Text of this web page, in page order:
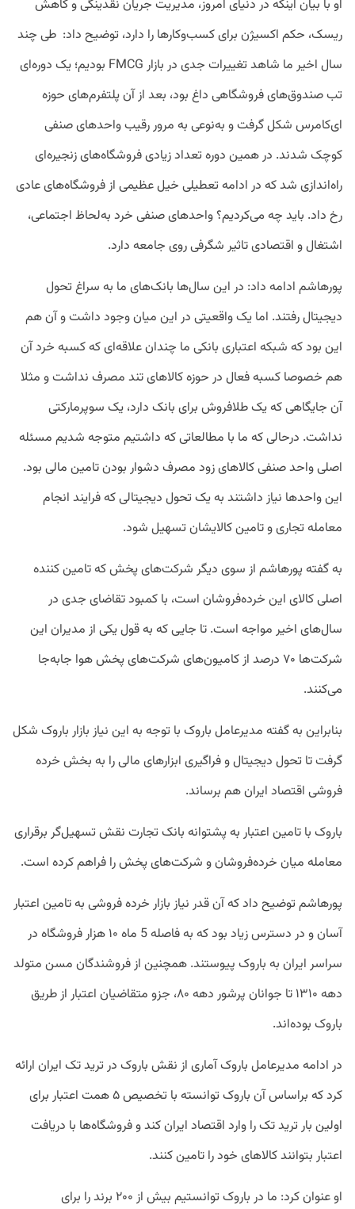
او با بیان اینکه در دنیای امروز، مدیریت جریان نقدینگی و کاهش
ریسک، حکم اکسیژن برای کسب‌وکارها را دارد، توضیح داد: طی چند
سال اخیر ما شاهد تغییرات جدی در بازار FMCG بودیم؛ یک دوره‌ای
تب صندوق‌های فروشگاهی داغ بود، بعد از آن پلتفرم‌های حوزه
ای‌کامرس شکل گرفت و به‌نوعی به مرور رقیب واحدهای صنفی
کوچک شدند. در همین دوره تعداد زیادی فروشگاه‌های زنجیره‌ای
راه‌اندازی شد که در ادامه تعطیلی خیل عظیمی از فروشگاه‌های عادی
رخ داد. باید چه می‌کردیم؟ واحدهای صنفی خرد به‌لحاظ اجتماعی،
اشتغال و اقتصادی تاثیر شگرفی روی جامعه دارد.
پورهاشم ادامه داد: در این سال‌ها بانک‌های ما به سراغ تحول
دیجیتال رفتند. اما یک واقعیتی در این میان وجود داشت و آن هم
این بود که شبکه اعتباری بانکی ما چندان علاقه‌ای که کسبه خرد آن
هم خصوصا کسبه فعال در حوزه کالاهای تند مصرف نداشت و مثلا
آن جایگاهی که یک طلافروش برای بانک دارد، یک سوپرمارکتی
نداشت. درحالی که ما با مطالعاتی که داشتیم متوجه شدیم مسئله
اصلی واحد صنفی کالاهای زود مصرف دشوار بودن تامین مالی بود.
این واحدها نیاز داشتند به یک تحول دیجیتالی که فرایند انجام
معامله تجاری و تامین کالایشان تسهیل شود.
به گفته پورهاشم از سوی دیگر شرکت‌های پخش که تامین کننده
اصلی کالای این خرده‌فروشان است، با کمبود تقاضای جدی در
سال‌های اخیر مواجه است. تا جایی که به قول یکی از مدیران این
شرکت‌ها ۷۰ درصد از کامیون‌های شرکت‌های پخش هوا جابه‌جا
می‌کنند.
بنابراین به گفته مدیرعامل باروک با توجه به این نیاز بازار باروک شکل
گرفت تا تحول دیجیتال و فراگیری ابزارهای مالی را به بخش خرده
فروشی اقتصاد ایران هم برساند.
باروک با تامین اعتبار به پشتوانه بانک تجارت نقش تسهیل‌گر برقراری
معامله میان خرده‌فروشان و شرکت‌های پخش را فراهم کرده است.
پورهاشم توضیح داد که آن قدر نیاز بازار خرده فروشی به تامین اعتبار
آسان و در دسترس زیاد بود که به فاصله 5 ماه ۱۰ هزار فروشگاه در
سراسر ایران به باروک پیوستند. همچنین از فروشندگان مسن متولد
دهه ۱۳۱۰ تا جوانان پرشور دهه ۸۰، جزو متقاضیان اعتبار از طریق
باروک بوده‌اند.
در ادامه مدیرعامل باروک آماری از نقش باروک در ترید تک ایران ارائه
کرد که براساس آن باروک توانسته با تخصیص ۵ همت اعتبار برای
اولین بار ترید تک را وارد اقتصاد ایران کند و فروشگاه‌ها با دریافت
اعتبار بتوانند کالاهای خود را تامین کنند.
او عنوان کرد: ما در باروک توانستیم بیش از ۲۰۰ برند را برای